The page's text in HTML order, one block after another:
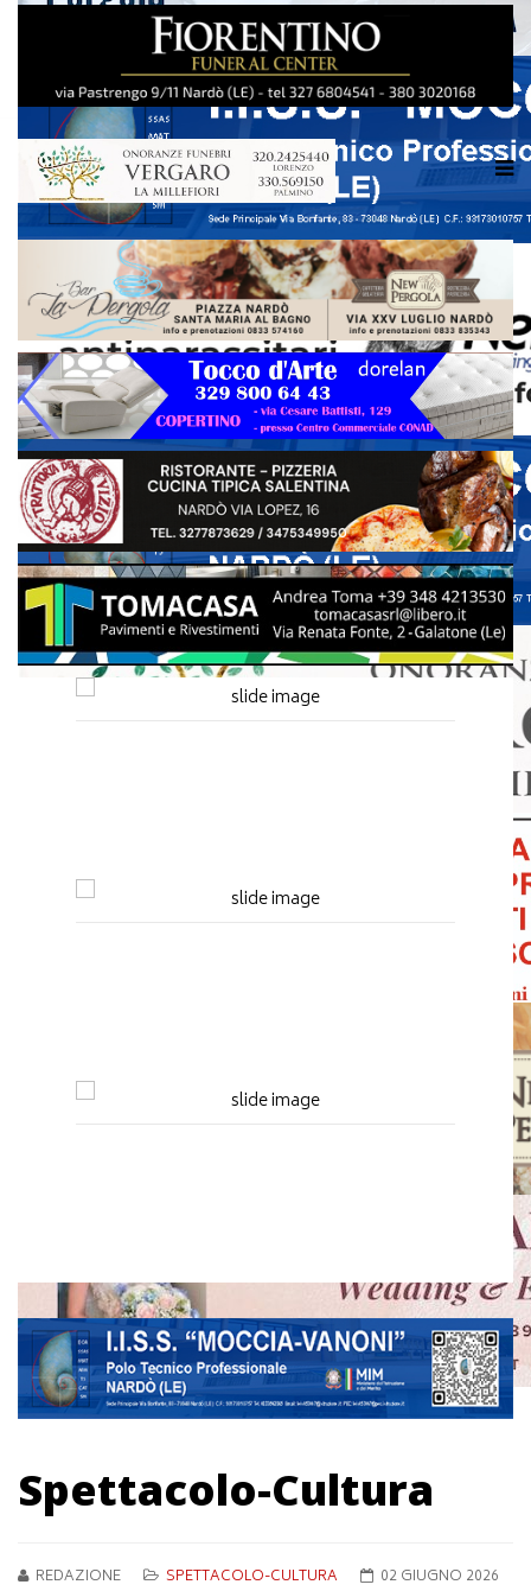
Spettacolo-Cultura
REDAZIONE SPETTACOLO-CULTURA 02 GIUGNO 2026